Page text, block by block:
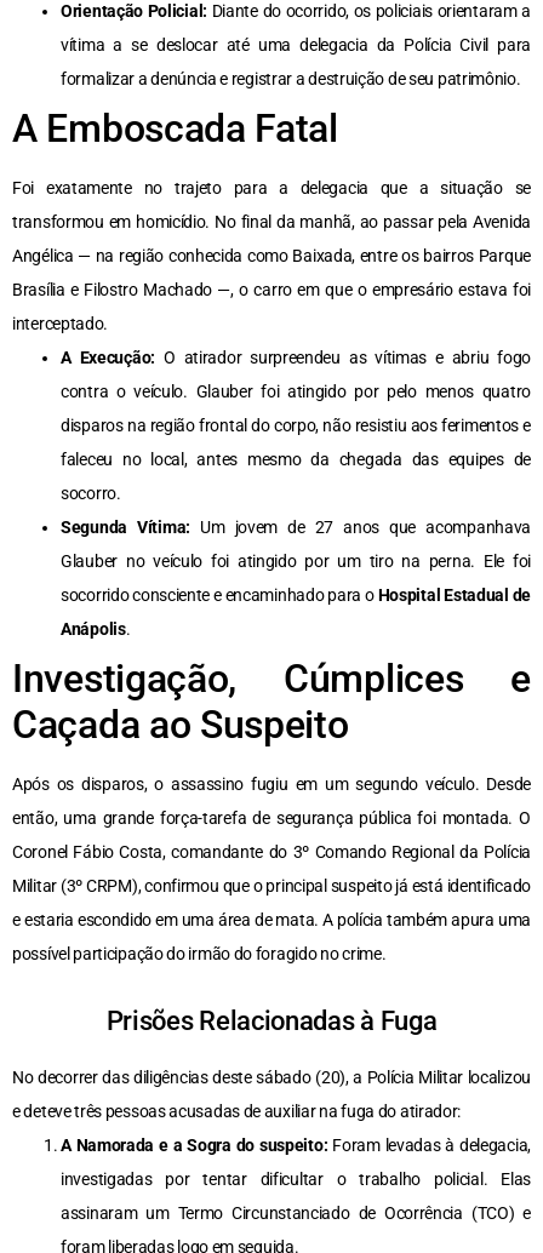
Orientação Policial: Diante do ocorrido, os policiais orientaram a
vítima a se deslocar até uma delegacia da Polícia Civil para
formalizar a denúncia e registrar a destruição de seu patrimônio.
A Emboscada Fatal
Foi exatamente no trajeto para a delegacia que a situação se
transformou em homicídio. No final da manhã, ao passar pela Avenida
Angélica — na região conhecida como Baixada, entre os bairros Parque
Brasília e Filostro Machado —, o carro em que o empresário estava foi
interceptado.
A Execução: O atirador surpreendeu as vítimas e abriu fogo
contra o veículo. Glauber foi atingido por pelo menos quatro
disparos na região frontal do corpo, não resistiu aos ferimentos e
faleceu no local, antes mesmo da chegada das equipes de
socorro.
Segunda Vítima: Um jovem de 27 anos que acompanhava
Glauber no veículo foi atingido por um tiro na perna. Ele foi
socorrido consciente e encaminhado para oHospital Estadual de
Anápolis.
Investigação, Cúmplices e
Caçada ao Suspeito
Após os disparos, o assassino fugiu em um segundo veículo. Desde
então, uma grande força-tarefa de segurança pública foi montada. O
Coronel Fábio Costa, comandante do 3º Comando Regional da Polícia
Militar (3º CRPM), confirmou que o principal suspeito já está identificado
e estaria escondido em uma área de mata. A polícia também apura uma
possível participação do irmão do foragido no crime.
Prisões Relacionadas à Fuga
No decorrer das diligências deste sábado (20), a Polícia Militar localizou
e deteve três pessoas acusadas de auxiliar na fuga do atirador:
A Namorada e a Sogra do suspeito: Foram levadas à delegacia,
investigadas por tentar dificultar o trabalho policial. Elas
assinaram um Termo Circunstanciado de Ocorrência (TCO) e
foram liberadas logo em seguida.